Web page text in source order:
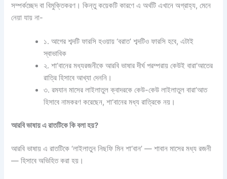
সম্পর্কচ্ছেদ বা বিমুক্তিকরণ। কিন্তু কয়েকটি কারণে এ অর্থটি এখানে অগ্রাহ্য, মেনে
নেয়া যায় না-
১. আগের শব্দটি ফারসি হওয়ায় ‘বরাত’ শব্দটিও ফারসি হবে, এটাই
স্বাভাবিক
২. শা’বানের মধ্যরজনীকে আরবি ভাষার দীর্ঘ পরম্পরায় কেউই বারা’আতের
রাত্রি হিসাবে আখ্যা দেননি।
৩. রমযান মাসের লাইলাতুল ক্বাদরকে কেউ-কেউ লাইলাতুল বারা’আত
হিসাবে নামকরণ করেছেন, শা‘বানের মধ্য রাত্রিকে নয়।
আরবি ভাষায় এ রাতটিকে কি বলা হয়?
আরবি ভাষায় এ রাতটিকে ‘লাইলাতুন নিছফি মিন শা‘বান’ — শাবান মাসের মধ্য রজনী
— হিসাবে অভিহিত করা হয়।